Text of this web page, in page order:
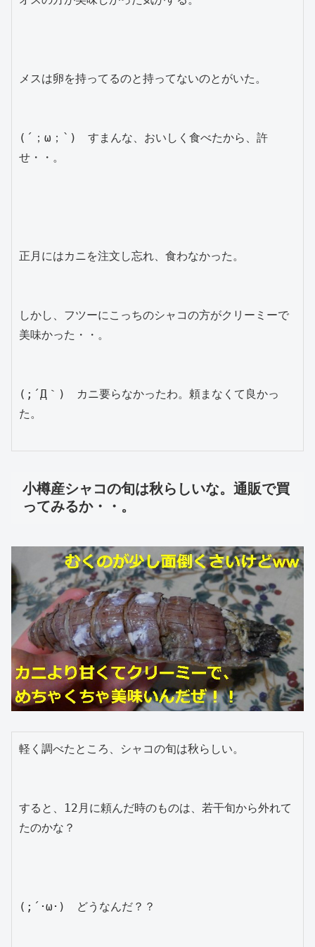
メスは卵を持ってるのと持ってないのとがいた。
(´；ω；`)　すまんな、おいしく食べたから、許
せ・・。
正月にはカニを注文し忘れ、食わなかった。
しかし、フツーにこっちのシャコの方がクリーミーで
美味かった・・。
(;´Д｀)　カニ要らなかったわ。頼まなくて良かっ
た。
小樽産シャコの旬は秋らしいな。通販で買
ってみるか・・。
軽く調べたところ、シャコの旬は秋らしい。
すると、12月に頼んだ時のものは、若干旬から外れて
たのかな？
(;´･ω･)　どうなんだ？？